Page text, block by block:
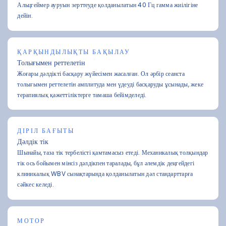
Альцгеймер ауруын зерттеуде қолданылатын 40 Гц гамма жиілігіне
дейін.
ҚАРҚЫНДЫЛЫҚТЫ БАҚЫЛАУ
Толығымен реттелетін
Жоғары дәлдікті басқару жүйесімен жасалған. Ол әрбір сеанста
толығымен реттелетін амплитуда мен үдеуді басқаруды ұсынады, жеке
терапиялық қажеттіліктерге тамаша бейімделеді.
ДІРІЛ БАҒЫТЫ
Дәлдік тік
Шынайы, таза тік тербелісті қамтамасыз етеді. Механикалық толқындар
тік ось бойымен мінсіз дәлдікпен таралады, бұл әлемдік деңгейдегі
клиникалық WBV сынақтарында қолданылатын дәл стандарттарға
сәйкес келеді.
МОТОР